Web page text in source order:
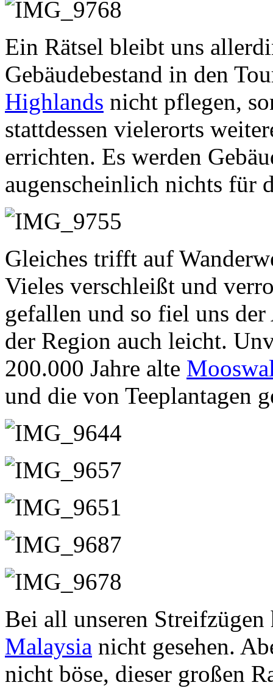
Ein Rätsel bleibt uns
Gebäudebestand in den
Highlands nicht pflegen,
stattdessen vielerorts
errichten. Es werden
augenscheinlich nichts für
Gleiches trifft auf
Vieles verschleißt und
gefallen und so fiel uns
der Region auch leicht.
200.000 Jahre alte
und die von Teeplantagen
Bei all unseren
Malaysia nicht gesehen.
nicht böse, dieser großen